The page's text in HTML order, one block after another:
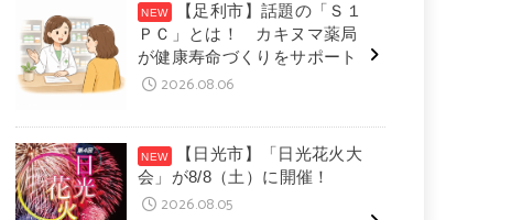
【足利市】話題の「Ｓ１
ＰＣ」とは！ カキヌマ薬局
が健康寿命づくりをサポート
2026.08.06
【日光市】「日光花火大
会」が8/8（土）に開催！
2026.08.05